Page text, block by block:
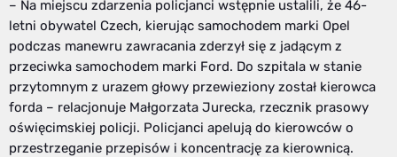
– Na miejscu zdarzenia policjanci wstępnie ustalili, że 46-
letni obywatel Czech, kierując samochodem marki Opel
podczas manewru zawracania zderzył się z jadącym z
przeciwka samochodem marki Ford. Do szpitala w stanie
przytomnym z urazem głowy przewieziony został kierowca
forda – relacjonuje Małgorzata Jurecka, rzecznik prasowy
oświęcimskiej policji. Policjanci apelują do kierowców o
przestrzeganie przepisów i koncentrację za kierownicą.